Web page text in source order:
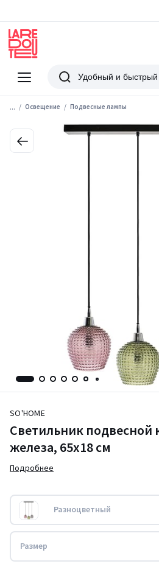
Меню
Redoute
Поиск
... Освещение Подвесные лампы
SO'HOME
Светильник подвесной
железа, 65х18 см
Подробнее
Разноцветный
Размер